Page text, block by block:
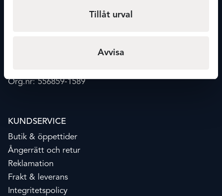
Tillåt urval
Avvisa
Org.nr: 556859-1589
KUNDSERVICE
Butik & öppettider
Ångerrätt och retur
Reklamation
Frakt & leverans
Integritetspolicy